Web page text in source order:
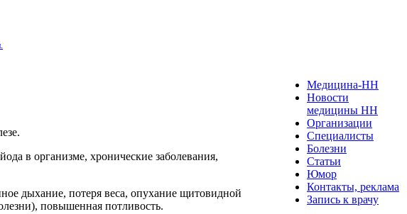
в организме, хронические заболевания,
дыхание, потеря веса, опухание щитовидной
повышенная потливость.
Медицина-НН
Новости
медицины НН
Организации
Специалисты
Болезни
Статьи
Юмор
Контакты, реклама
Запись к врачу